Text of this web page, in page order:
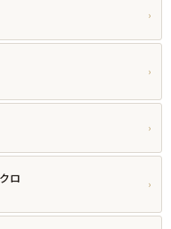
›
›
›
ロ ›